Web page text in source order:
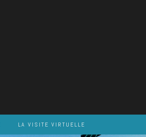
LA VISITE VIRTUELLE